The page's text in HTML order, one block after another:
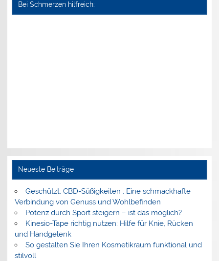
Bei Schmerzen hilfreich:
Neueste Beiträge
Geschützt: CBD-Süßigkeiten : Eine schmackhafte
Verbindung von Genuss und Wohlbefinden
Potenz durch Sport steigern – ist das möglich?
Kinesio-Tape richtig nutzen: Hilfe für Knie, Rücken
und Handgelenk
So gestalten Sie Ihren Kosmetikraum funktional und
stilvoll